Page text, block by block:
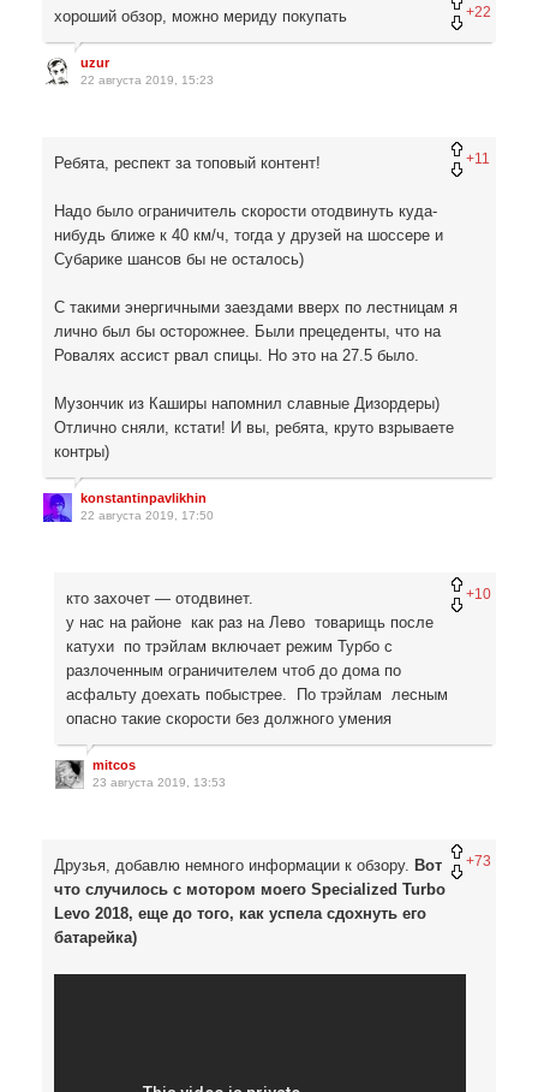
+22
хороший обзор, можно мериду покупать
uzur
22 августа 2019, 15:23
+11
Ребята, респект за топовый контент!
Надо было ограничитель скорости отодвинуть куда-
нибудь ближе к 40 км/ч, тогда у друзей на шоссере и
Субарике шансов бы не осталось)
С такими энергичными заездами вверх по лестницам я
лично был бы осторожнее. Были прецеденты, что на
Ровалях ассист рвал спицы. Но это на 27.5 было.
Музончик из Каширы напомнил славные Дизордеры)
Отлично сняли, кстати! И вы, ребята, круто взрываете
контры)
konstantinpavlikhin
22 августа 2019, 17:50
+10
кто захочет — отодвинет.
у нас на районе как раз на Лево товарищь после
катухи по трэйлам включает режим Турбо с
разлоченным ограничителем чтоб до дома по
асфальту доехать побыстрее. По трэйлам лесным
опасно такие скорости без должного умения
mitcos
23 августа 2019, 13:53
+73
Друзья, добавлю немного информации к обзору. Вот
что случилось с мотором моего Specialized Turbo
Levo 2018, еще до того, как успела сдохнуть его
батарейка)